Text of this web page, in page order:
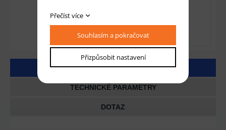
DETAILNÍ POPIS
TECHNICKÉ PARAMETRY
DOTAZ
Přečíst více
Souhlasím a pokračovat
Přizpůsobit nastavení